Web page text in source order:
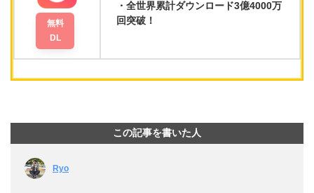
無料
DL
全世界累計ダウンロード3億4000万
回突破！
この記事を書いた人
Ryo